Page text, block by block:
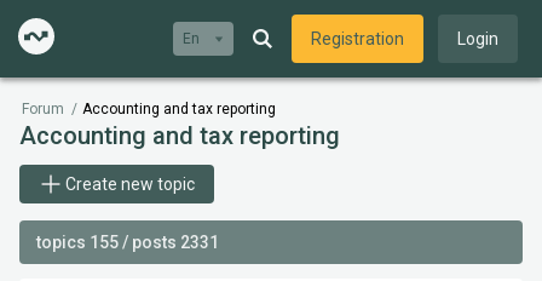
En Registration Login
Forum / Accounting and tax reporting
Accounting and tax reporting
Create new topic
topics 155 / posts 2331